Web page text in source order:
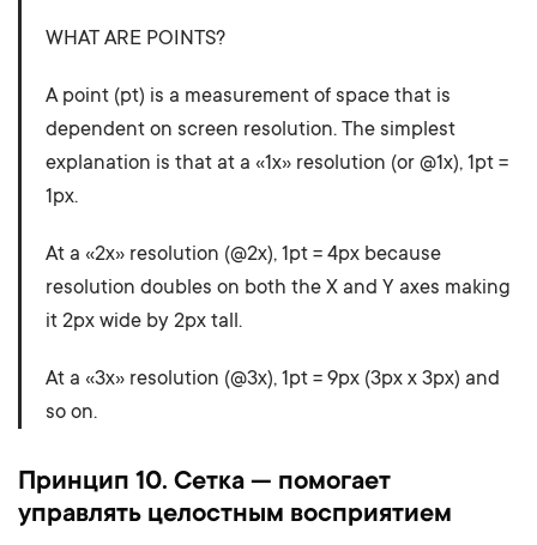
WHAT ARE POINTS?
A point (pt) is a measurement of space that is
dependent on screen resolution. The simplest
explanation is that at a «1x» resolution (or @1x), 1pt =
1px.
At a «2x» resolution (@2x), 1pt = 4px because
resolution doubles on both the X and Y axes making
it 2px wide by 2px tall.
At a «3x» resolution (@3x), 1pt = 9px (3px x 3px) and
so on.
Принцип 10. Сетка — помогает
управлять целостным восприятием